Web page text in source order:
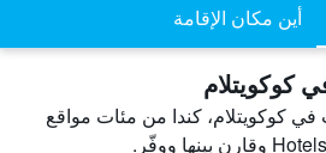
أين مكان الإقامة
كوكويتلام
كوكويتلام، كندا من مئات مواقع